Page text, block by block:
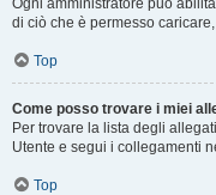
Ogni amministratore può
di ciò che è permesso
Top
Come posso trovare i miei
Per trovare la lista degli
Utente e segui i collegamenti
Top